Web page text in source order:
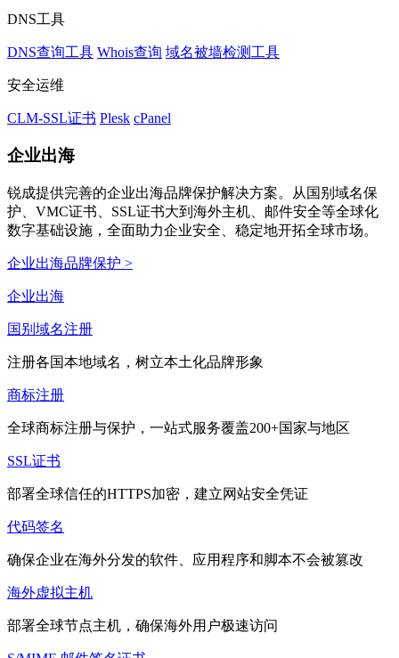
DNS工具
DNS查询工具 Whois查询 域名被墙检测工具
安全运维
CLM-SSL证书 Plesk cPanel
企业出海
锐成提供完善的企业出海品牌保护解决方案。从国别域名保
护、VMC证书、SSL证书大到海外主机、邮件安全等全球化
数字基础设施，全面助力企业安全、稳定地开拓全球市场。
企业出海品牌保护 >
企业出海
国别域名注册
注册各国本地域名，树立本土化品牌形象
商标注册
全球商标注册与保护，一站式服务覆盖200+国家与地区
SSL证书
部署全球信任的HTTPS加密，建立网站安全凭证
代码签名
确保企业在海外分发的软件、应用程序和脚本不会被篡改
海外虚拟主机
部署全球节点主机，确保海外用户极速访问